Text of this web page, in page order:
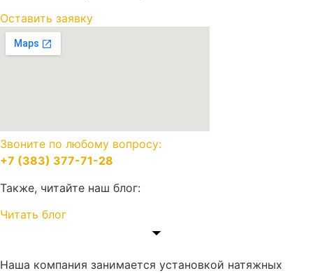
Оставить заявку
Звоните по любому вопросу:
+7 (383) 377-71-28
Также, читайте наш блог:
Читать блог
Наша компания занимается установкой натяжных